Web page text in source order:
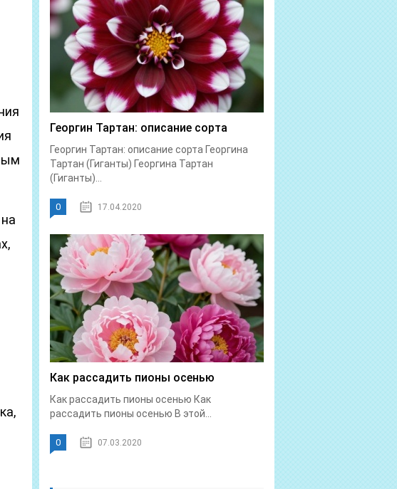
Георгин Тартан: описание сорта
Георгин Тартан: описание сорта Георгина
Тартан (Гиганты) Георгина Тартан
(Гиганты)...
0 17.04.2020
Как рассадить пионы осенью
Как рассадить пионы осенью Как
рассадить пионы осенью В этой...
0 07.03.2020